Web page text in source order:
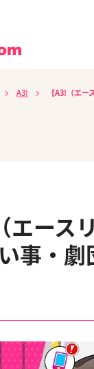
A3! 【A3!（エ
エー
事・